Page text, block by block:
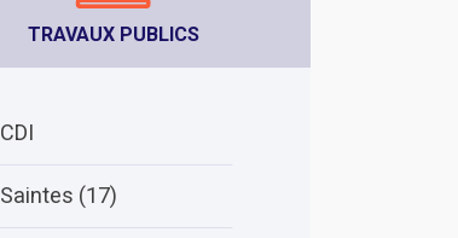
TRAVAUX PUBLICS
CDI
Saintes (17)